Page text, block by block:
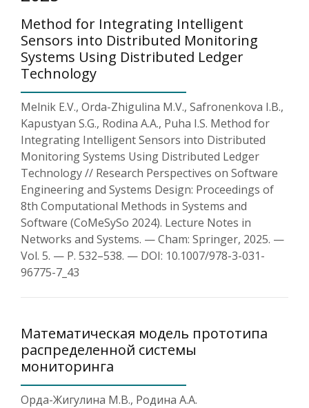
Method for Integrating Intelligent
Sensors into Distributed Monitoring
Systems Using Distributed Ledger
Technology
Melnik E.V., Orda-Zhigulina M.V., Safronenkova I.B.,
Kapustyan S.G., Rodina A.A., Puha I.S. Method for
Integrating Intelligent Sensors into Distributed
Monitoring Systems Using Distributed Ledger
Technology // Research Perspectives on Software
Engineering and Systems Design: Proceedings of
8th Computational Methods in Systems and
Software (CoMeSySo 2024). Lecture Notes in
Networks and Systems. — Cham: Springer, 2025. —
Vol. 5. — P. 532–538. — DOI: 10.1007/978-3-031-
96775-7_43
Математическая модель прототипа
распределенной системы
мониторинга
Орда-Жигулина М.В., Родина А.А.